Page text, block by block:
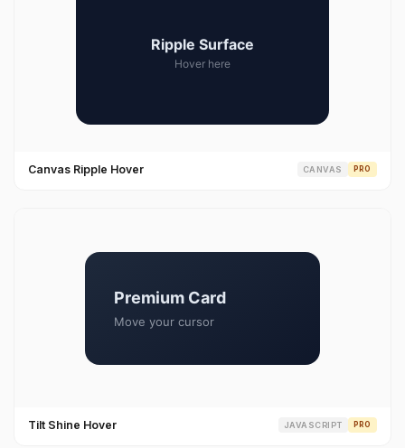
Canvas Ripple Hover CANVAS PRO
Tilt Shine Hover JAVASCRIPT PRO